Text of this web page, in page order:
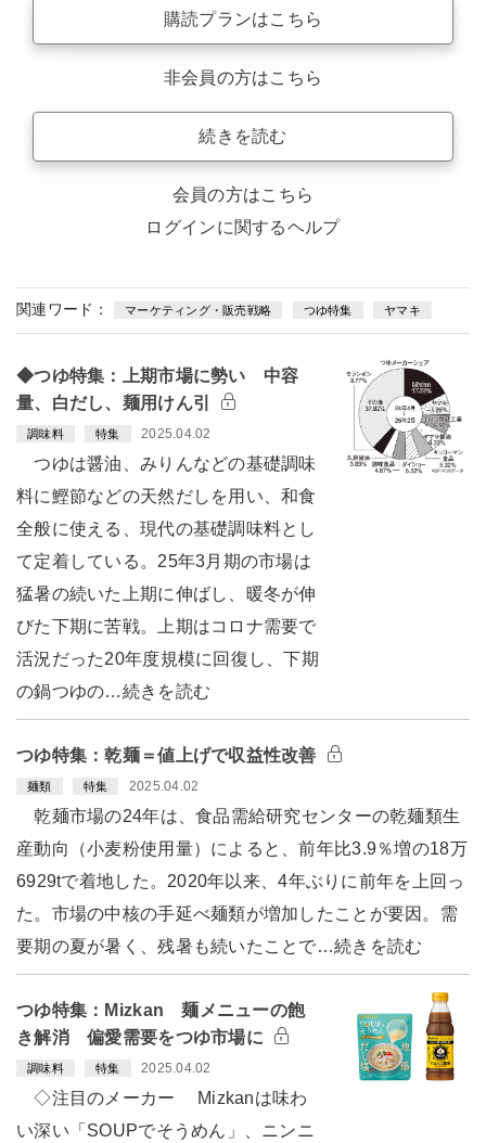
購読プランはこちら
非会員の方はこちら
続きを読む
会員の方はこちら
ログインに関するヘルプ
関連ワード： マーケティング・販売戦略 つゆ特集 ヤマキ
◆つゆ特集：上期市場に勢い 中容
量、白だし、麺用けん引
調味料 特集 2025.04.02
つゆは醤油、みりんなどの基礎調味
料に鰹節などの天然だしを用い、和食
全般に使える、現代の基礎調味料とし
て定着している。25年3月期の市場は
猛暑の続いた上期に伸ばし、暖冬が伸
びた下期に苦戦。上期はコロナ需要で
活況だった20年度規模に回復し、下期
の鍋つゆの…続きを読む
つゆ特集：乾麺＝値上げで収益性改善
麺類 特集 2025.04.02
乾麺市場の24年は、食品需給研究センターの乾麺類生
産動向（小麦粉使用量）によると、前年比3.9％増の18万
6929tで着地した。2020年以来、4年ぶりに前年を上回っ
た。市場の中核の手延べ麺類が増加したことが要因。需
要期の夏が暑く、残暑も続いたことで…続きを読む
つゆ特集：Mizkan 麺メニューの飽
き解消 偏愛需要をつゆ市場に
調味料 特集 2025.04.02
◇注目のメーカー Mizkanは味わ
い深い「SOUPでそうめん」、ニンニ